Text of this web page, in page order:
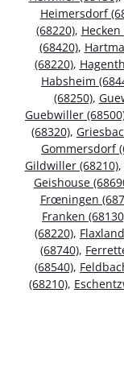
Heimersdorf
(68220), Hecken
(68420),
(68220),
Habsheim
(68250),
Guebwiller
(68320),
Gommersdorf
Gildwiller (68210),
Geishouse
Frœningen
Franken
(68220),
(68740),
(68540),
(68210),